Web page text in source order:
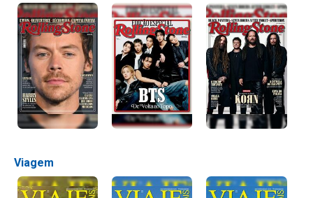
Viagem